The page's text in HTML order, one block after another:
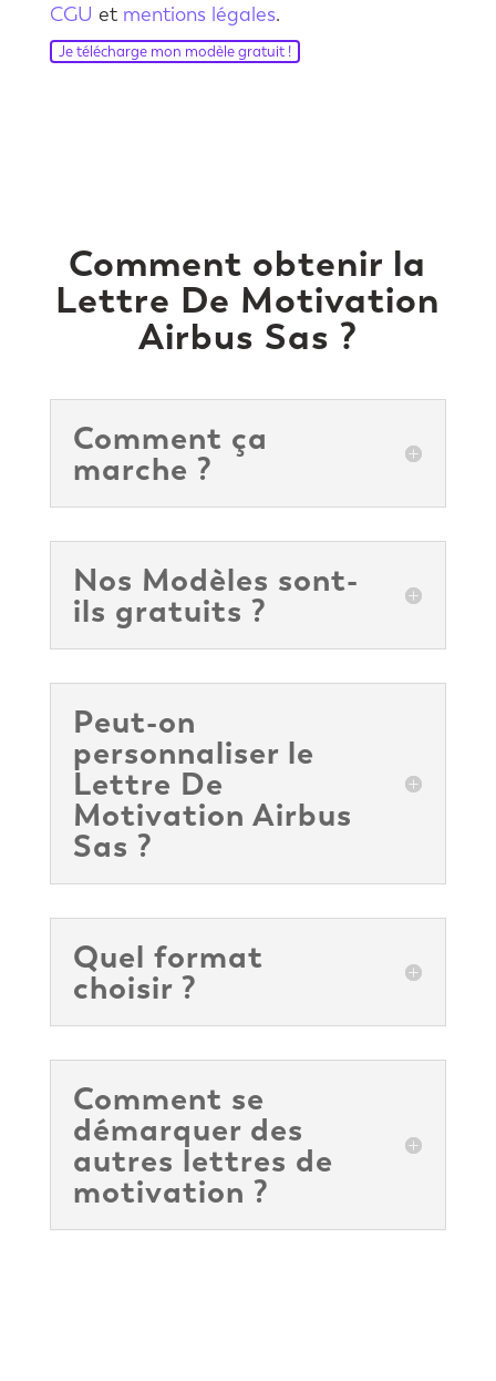
CGU et mentions légales.
Je télécharge mon modèle gratuit !
Comment obtenir la
Lettre De Motivation
Airbus Sas ?
Comment ça
marche ?
Nos Modèles sont-
ils gratuits ?
Peut-on
personnaliser le
Lettre De
Motivation Airbus
Sas ?
Quel format
choisir ?
Comment se
démarquer des
autres lettres de
motivation ?